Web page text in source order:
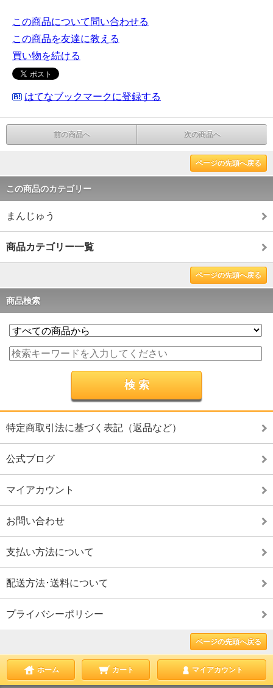
この商品について問い合わせる
この商品を友達に教える
買い物を続ける
はてなブックマークに登録する
前の商品へ 次の商品へ
ページの先頭へ戻る
この商品のカテゴリー
まんじゅう
商品カテゴリー一覧
ページの先頭へ戻る
商品検索
特定商取引法に基づく表記（返品など）
公式ブログ
マイアカウント
お問い合わせ
支払い方法について
配送方法･送料について
プライバシーポリシー
ページの先頭へ戻る
ホーム カート マイアカウント